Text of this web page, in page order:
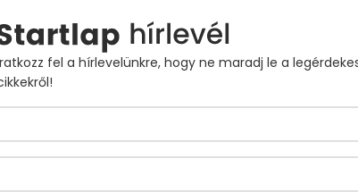
fel a hírlevelünkre, hogy ne maradj le a